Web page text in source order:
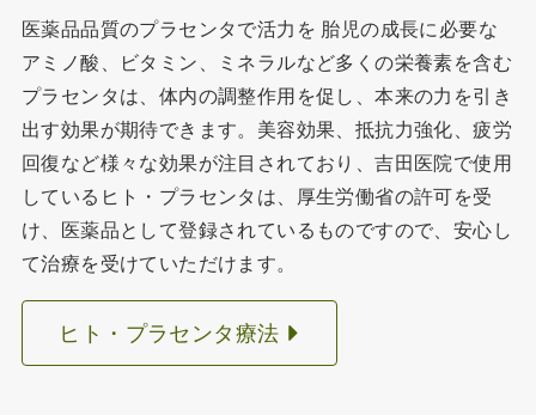
医薬品品質のプラセンタで活力を 胎児の成長に必要な
アミノ酸、ビタミン、ミネラルなど多くの栄養素を含む
プラセンタは、体内の調整作用を促し、本来の力を引き
出す効果が期待できます。美容効果、抵抗力強化、疲労
回復など様々な効果が注目されており、吉田医院で使用
しているヒト・プラセンタは、厚生労働省の許可を受
け、医薬品として登録されているものですので、安心し
て治療を受けていただけます。
ヒト・プラセンタ療法